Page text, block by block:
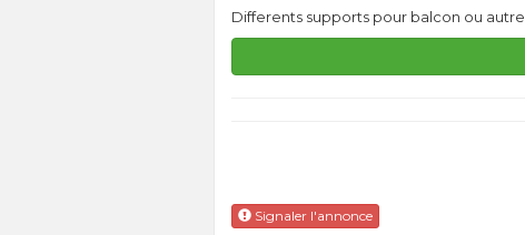
Differents supports pour balcon ou autre
Signaler l'annonce